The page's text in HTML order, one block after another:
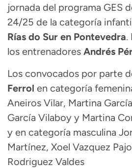
jornada del programa GES
24/25 de la categoría
Rías do Sur en Pontevedra.
los entrenadores Andrés
Los convocados por parte
Ferrol en categoría
Aneiros Vilar, Martina
García Vilaboy y Martina
y en categoría masculina
Martínez, Xoel Vazquez
Rodriguez Valdes